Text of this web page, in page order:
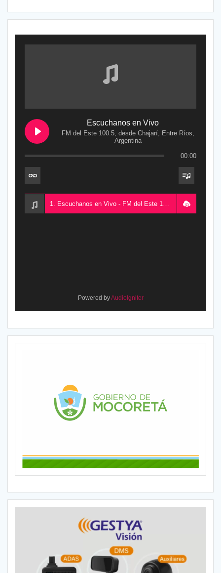
Escuchanos en Vivo
FM del Este 100.5, desde Chajarí, Entre Ríos,
Argentina
00:00
1. Escuchanos en Vivo - FM del Este 100.5, desde Chajarí, Entre Ríos, Argentina
Powered byAudioIgniter